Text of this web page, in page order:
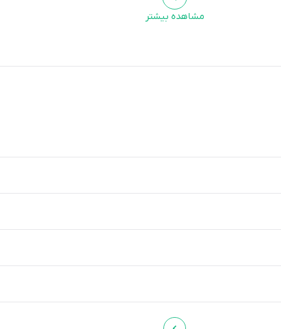
مشاهده بیشتر